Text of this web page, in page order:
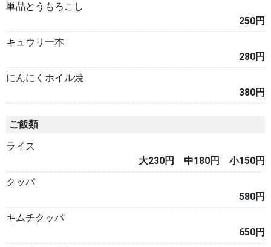
単品とうもろこし
250円
キュウリ一本
280円
にんにくホイル焼
380円
ご飯類
ライス
大230円 中180円 小150円
クッパ
580円
キムチクッパ
650円